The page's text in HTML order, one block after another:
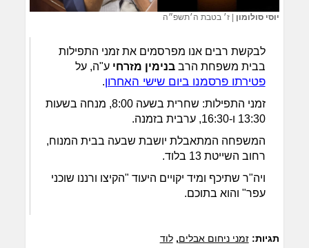
יוסי סולומון |ז׳ בטבת ה׳תשפ״ה
לבקשת רבים אנו מפרסמים את זמני התפילות
בבית משפחת הרבבנימין מזרחי ע"ה, על
פטירתו פרסמנו ביום שישי האחרון.
זמני התפילות: שחרית בשעה 8:00, מנחה בשעות
13:30 ו-16:30, ערבית בזמנה.
המשפחה המתאבלת יושבת שבעה בבית המנוח,
רחוב השייטת 13 בלוד.
ויה"ר שתיכף ומיד יקויים היעוד "הקיצו ורננו שוכני
עפר" והוא בתוכם.
תגיות:זמני ניחום אבלים,לוד